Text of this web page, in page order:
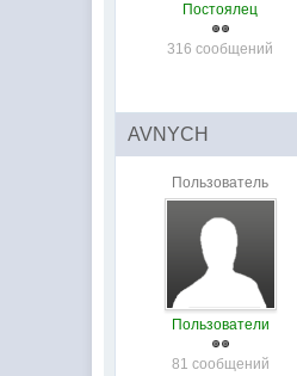
Постоялец
316 сообщений
AVNYCH
Пользователь
Пользователи
81 сообщений